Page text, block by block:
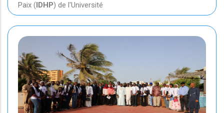
Paix (IDHP) de l'Université